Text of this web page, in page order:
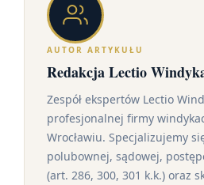
AUTOR ARTYKUŁU
Redakcja Lectio
Zespół ekspertów Lectio
profesjonalnej firmy
Wrocławiu. Specjalizujemy
polubownej, sądowej,
(art. 286, 300, 301 k.k.) oraz